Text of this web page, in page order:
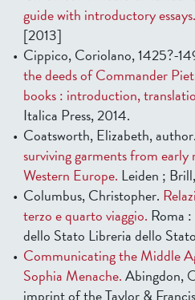
guide with introductory essays.
[2013]
Cippico, Coriolano, 1425?-
the deeds of Commander
books : introduction,
Italica Press, 2014.
Coatsworth, Elizabeth, author.
surviving garments from
Western Europe. Leiden ;
Columbus, Christopher.
terzo e quarto viaggio. Roma
dello Stato Libreria dello
Communicating the Middle
Sophia Menache.Abingdon,